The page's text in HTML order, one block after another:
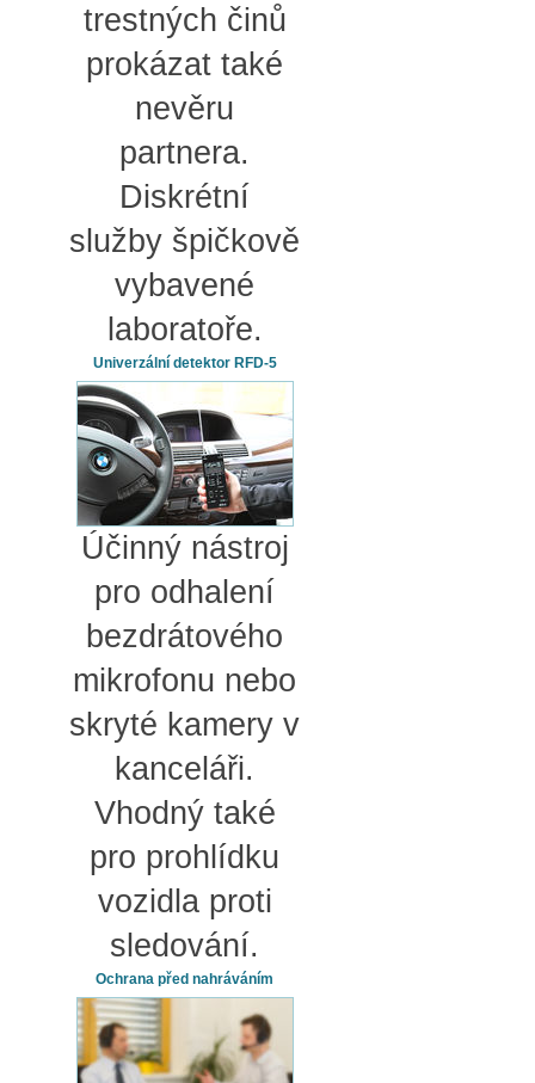
trestných činů
prokázat také
nevěru
partnera.
Diskrétní
služby špičkově
vybavené
laboratoře.
Univerzální detektor RFD-5
Účinný nástroj
pro odhalení
bezdrátového
mikrofonu nebo
skryté kamery v
kanceláři.
Vhodný také
pro prohlídku
vozidla proti
sledování.
Ochrana před nahráváním